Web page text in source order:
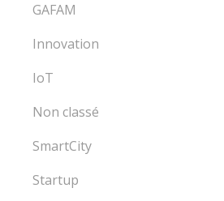
GAFAM
Innovation
IoT
Non classé
SmartCity
Startup